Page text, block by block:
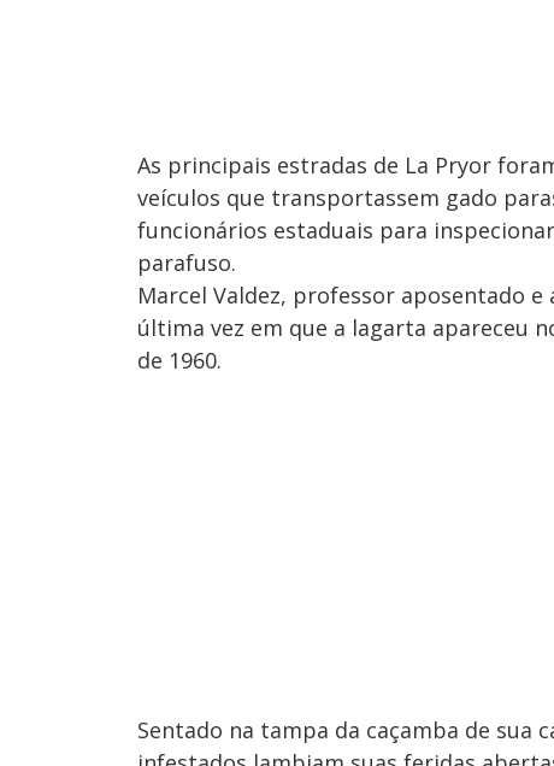
As principais estradas de La Pryor
veículos que transportassem gado
funcionários estaduais para
parafuso.
Marcel Valdez, professor aposentado
última vez em que a lagarta apareceu
de 1960.
Sentado na tampa da caçamba de sua